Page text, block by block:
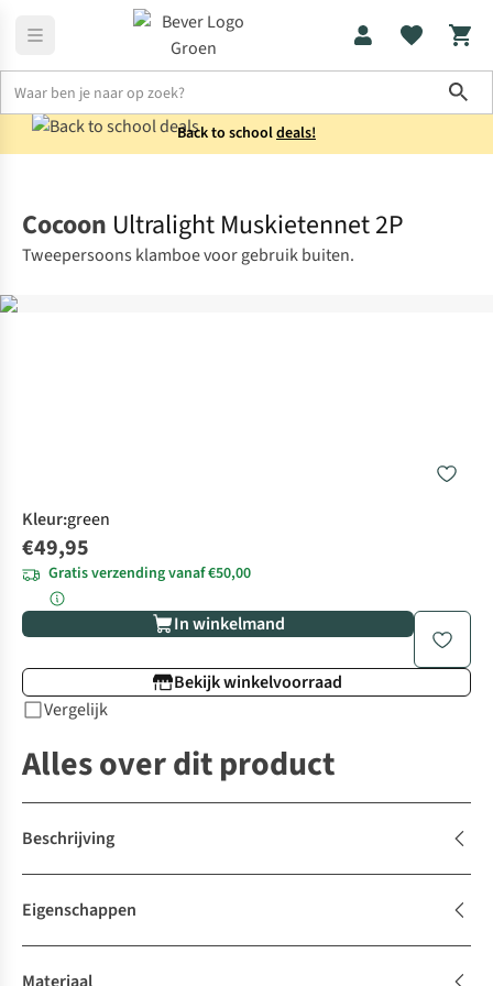
Back to schooldeals!
Cocoon Ultralight Muskietennet 2P
Tweepersoons klamboe voor gebruik buiten.
Kleur:green
€49,95
Gratis verzending vanaf €50,00
In winkelmand
Bekijk winkelvoorraad
Vergelijk
Alles over dit product
Beschrijving
Eigenschappen